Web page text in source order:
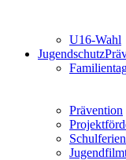
U16-Wahl
Jugendschutz
Prävention